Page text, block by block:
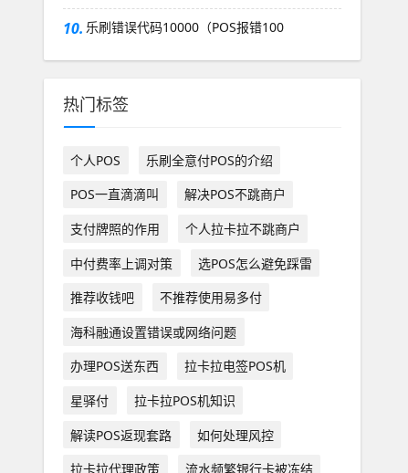
10. 乐刷错误代码10000（POS报错100
热门标签
个人POS
乐刷全意付POS的介绍
POS一直滴滴叫
解决POS不跳商户
支付牌照的作用
个人拉卡拉不跳商户
中付费率上调对策
选POS怎么避免踩雷
推荐收钱吧
不推荐使用易多付
海科融通设置错误或网络问题
办理POS送东西
拉卡拉电签POS机
星驿付
拉卡拉POS机知识
解读POS返现套路
如何处理风控
拉卡拉代理政策
流水频繁银行卡被冻结